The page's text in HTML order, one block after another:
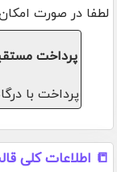
لطفا در صورت
پرداخت
پرداخت با
📒 اطلاعات کلی